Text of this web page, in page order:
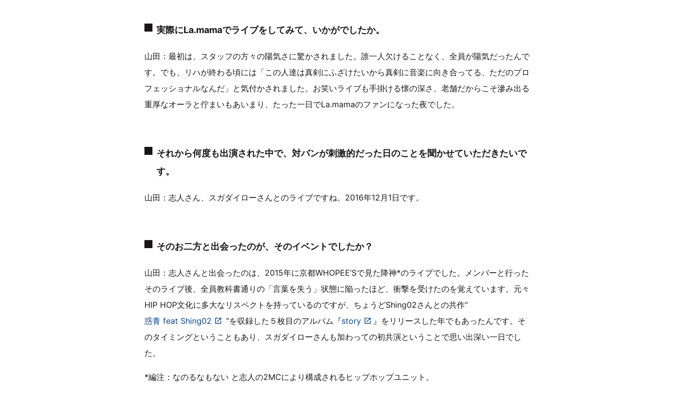
実際にLa.mamaでライブをしてみて、いかがでしたか。
山田：最初は、スタッフの方々の陽気さに驚かされました。誰一人欠けることなく、全員が陽気だったんで
す。でも、リハが終わる頃には「この人達は真剣にふざけたいから真剣に音楽に向き合ってる、ただのプロ
フェッショナルなんだ」と気付かされました。お笑いライブも手掛ける懐の深さ、老舗だからこそ滲み出る
重厚なオーラと佇まいもあいまり、たった一日でLa.mamaのファンになった夜でした。
それから何度も出演された中で、対バンが刺激的だった日のことを聞かせていただきたいで
す。
山田：志人さん、スガダイローさんとのライブですね。2016年12月1日です。
そのお二方と出会ったのが、そのイベントでしたか？
山田：志人さんと出会ったのは、2015年に京都WHOPEE’Sで見た降神*のライブでした。メンバーと行った
そのライブ後、全員教科書通りの「言葉を失う」状態に陥ったほど、衝撃を受けたのを覚えています。元々
HIP HOP文化に多大なリスペクトを持っているのですが、ちょうどShing02さんとの共作“
惑青 feat Shing02
”を収録した５枚目のアルバム『story
』をリリースした年でもあったんです。そ
のタイミングということもあり、スガダイローさんも加わっての初共演ということで思い出深い一日でし
た。
*編注：なのるなもない と志人の2MCにより構成されるヒップホップユニット。